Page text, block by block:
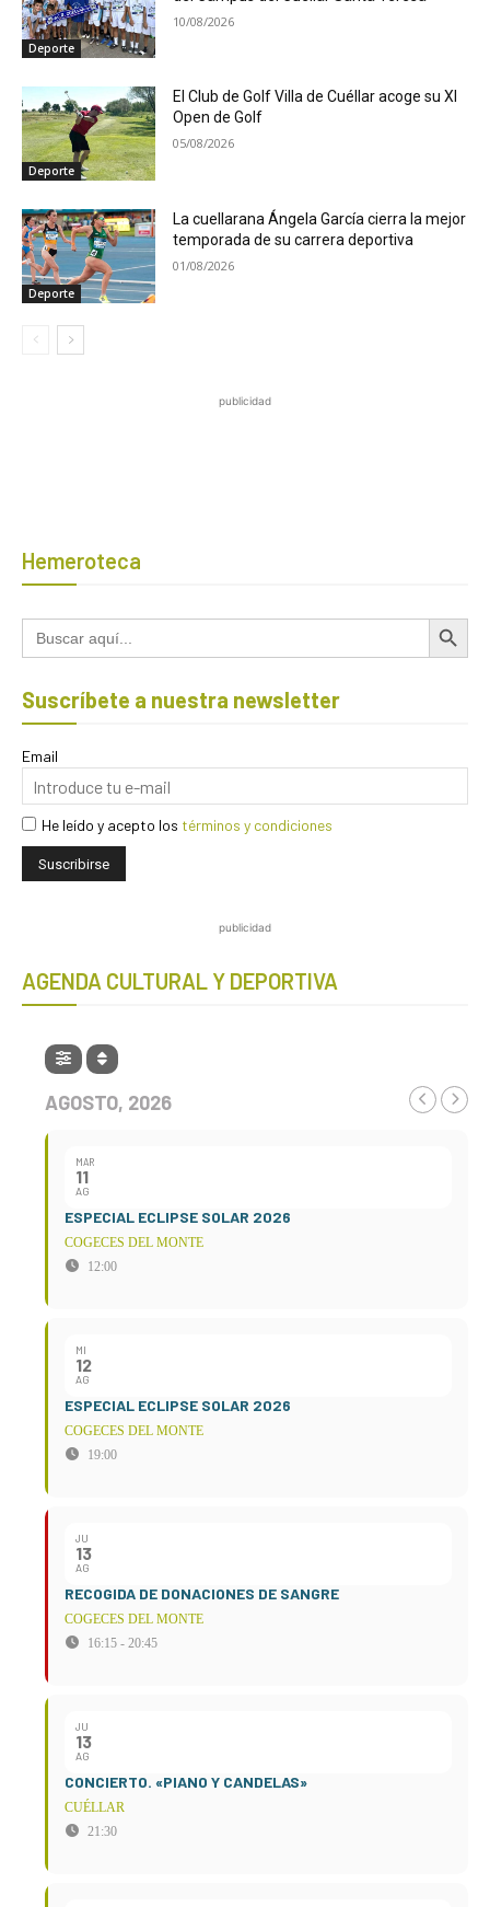
Deporte
10/08/2026
Deporte
El Club de Golf Villa de Cuéllar acoge su XI
Open de Golf
05/08/2026
Deporte
La cuellarana Ángela García cierra la mejor
temporada de su carrera deportiva
01/08/2026
publicidad
Hemeroteca
Buscar: Botón de
Suscríbete a nuestra newsletter
Email
He leído y acepto los términos y condiciones
publicidad
AGENDA CULTURAL Y DEPORTIVA
AGOSTO, 2026
MAR
11
AG
ESPECIAL ECLIPSE SOLAR 2026
COGECES DEL MONTE
12:00
MI
12
AG
ESPECIAL ECLIPSE SOLAR 2026
COGECES DEL MONTE
19:00
JU
13
AG
RECOGIDA DE DONACIONES DE SANGRE
COGECES DEL MONTE
16:15 - 20:45
JU
13
AG
CONCIERTO. «PIANO Y CANDELAS»
CUÉLLAR
21:30